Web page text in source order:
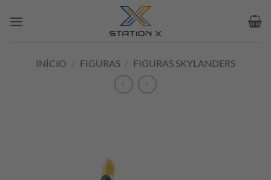
INÍCIO / FIGURAS / FIGURAS SKYLANDERS